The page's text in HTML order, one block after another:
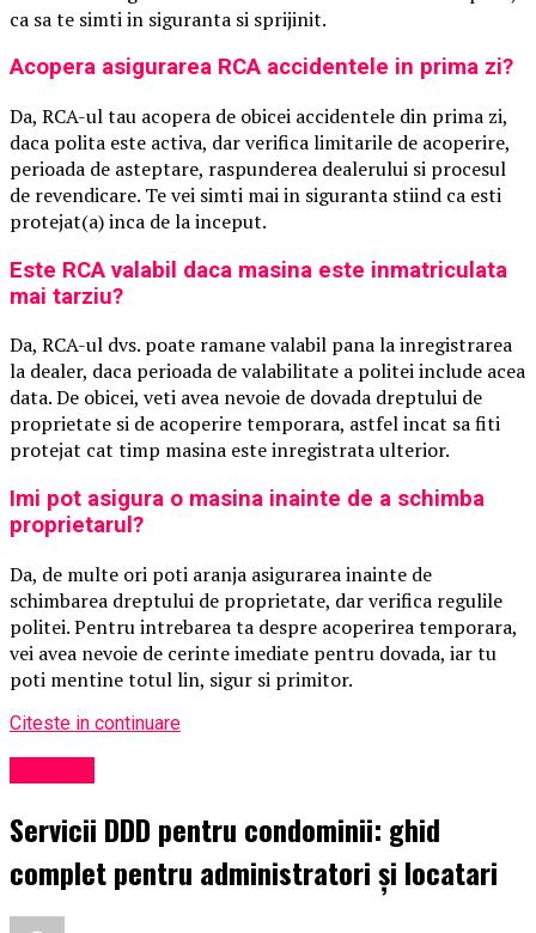
ca sa te simti in siguranta si sprijinit.
Acopera asigurarea RCA accidentele in prima zi?
Da, RCA-ul tau acopera de obicei accidentele din prima zi,
daca polita este activa, dar verifica limitarile de acoperire,
perioada de asteptare, raspunderea dealerului si procesul
de revendicare. Te vei simti mai in siguranta stiind ca esti
protejat(a) inca de la inceput.
Este RCA valabil daca masina este inmatriculata
mai tarziu?
Da, RCA-ul dvs. poate ramane valabil pana la inregistrarea
la dealer, daca perioada de valabilitate a politei include acea
data. De obicei, veti avea nevoie de dovada dreptului de
proprietate si de acoperire temporara, astfel incat sa fiti
protejat cat timp masina este inregistrata ulterior.
Imi pot asigura o masina inainte de a schimba
proprietarul?
Da, de multe ori poti aranja asigurarea inainte de
schimbarea dreptului de proprietate, dar verifica regulile
politei. Pentru intrebarea ta despre acoperirea temporara,
vei avea nevoie de cerinte imediate pentru dovada, iar tu
poti mentine totul lin, sigur si primitor.
Citeste in continuare
Servicii DDD pentru condominii: ghid
complet pentru administratori și locatari